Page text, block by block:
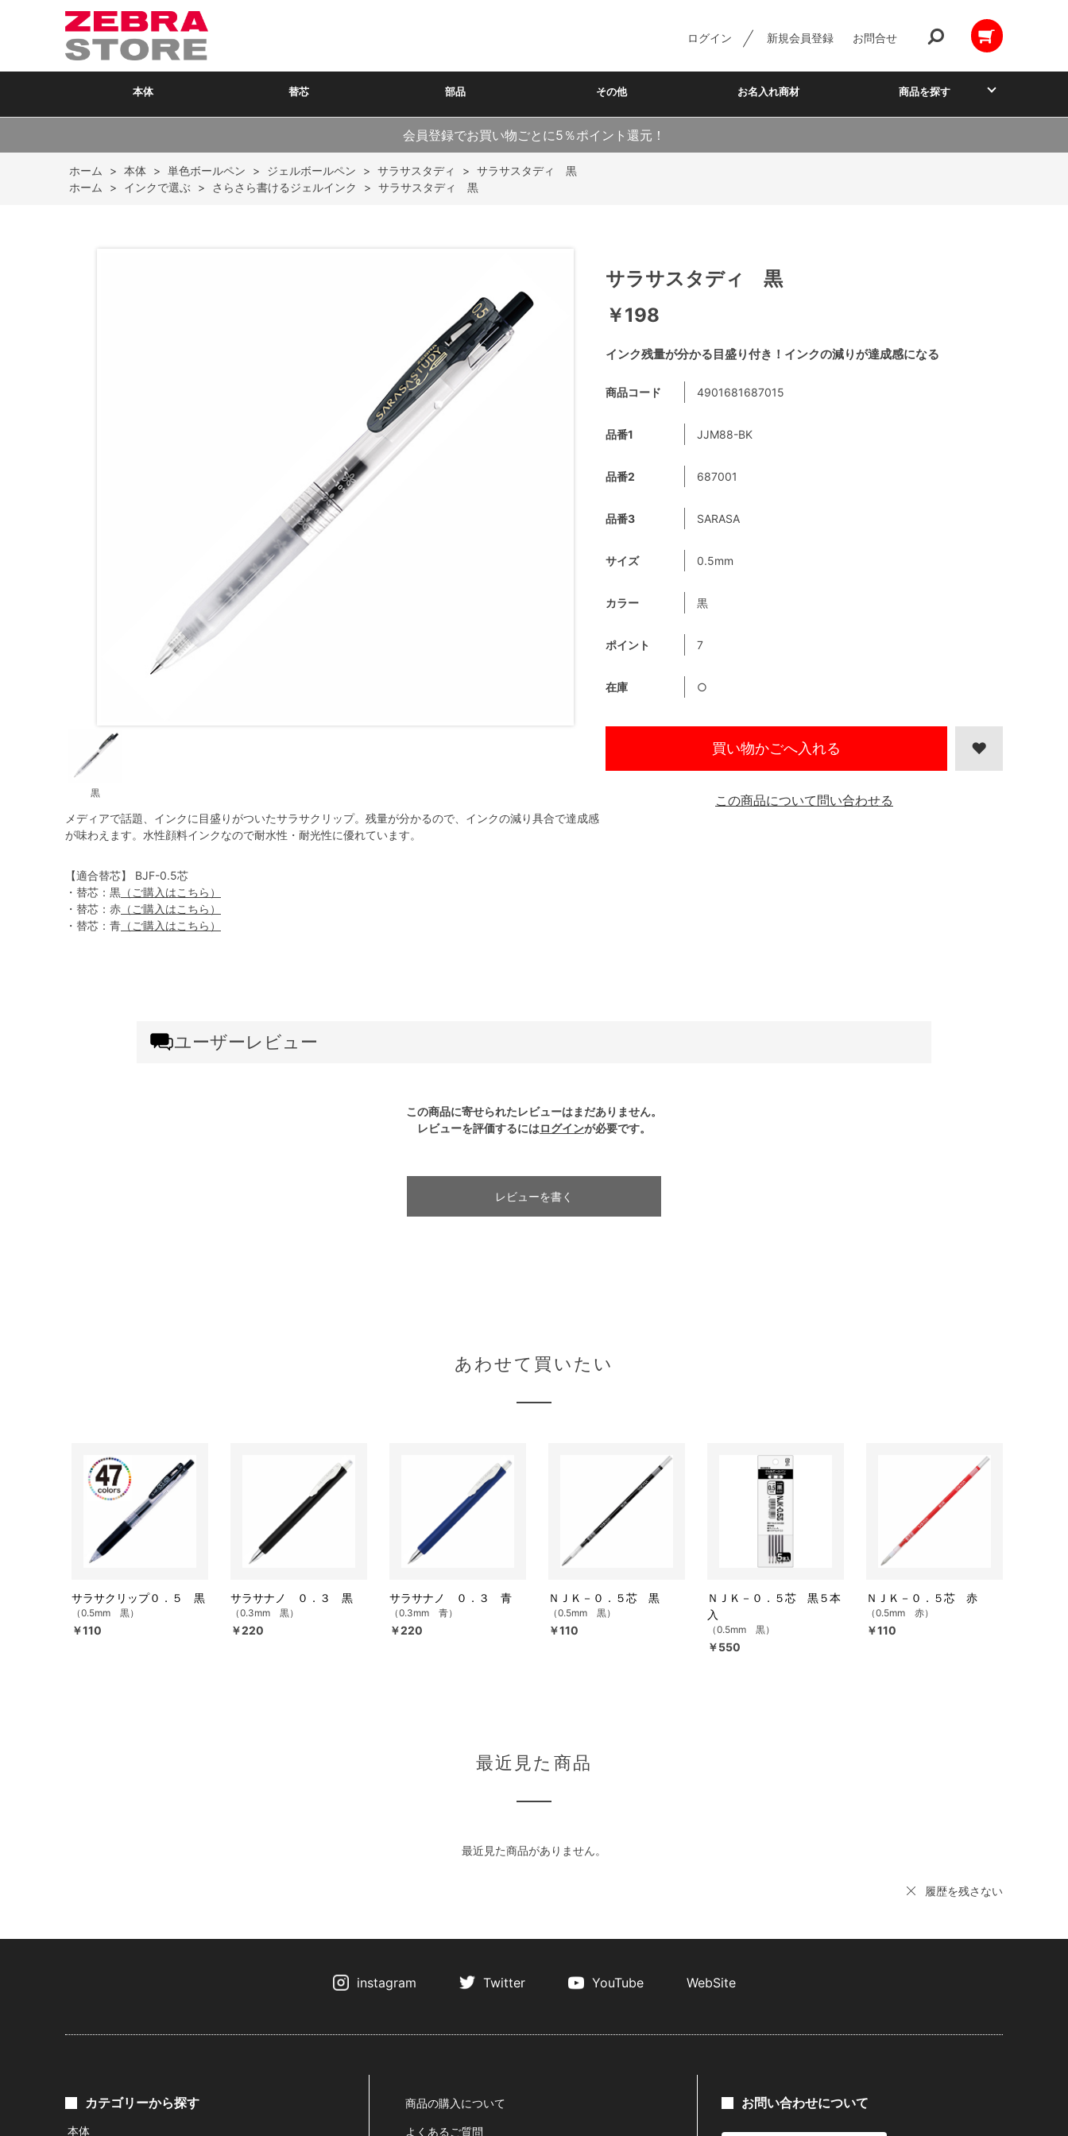
ログイン 新規会員登録 お問合せ
本体 替芯 部品 その他 お名入れ商材 商品を探す
会員登録でお買い物ごとに5％ポイント還元！
ホーム > 本体 > 単色ボールペン > ジェルボールペン > サラサスタディ > サラサスタディ 黒
ホーム
> インクで選ぶ > さらさら書けるジェルインク > サラサスタディ 黒
黒
メディアで話題、インクに目盛りがついたサラサクリップ。残量が分かるので、インクの減り具合で達成感
が味わえます。水性顔料インクなので耐水性・耐光性に優れています。
【適合替芯】 BJF-0.5芯
・替芯：黒 （ご購入はこちら）
・替芯：赤 （ご購入はこちら）
・替芯：青 （ご購入はこちら）
インク残量が分かる目盛り付き！インクの減りが達成感になる
サラサスタディ 黒
￥198
商品コード 4901681687015
品番1 JJM88-BK
品番2 687001
品番3 SARASA
サイズ 0.5mm
カラー 黒
ポイント 7
在庫 ○
買い物かごへ入れる
この商品について問い合わせる
ユーザーレビュー
この商品に寄せられたレビューはまだありません。
レビューを評価するにはログインが必要です。
レビューを書く
あわせて買いたい
サラサクリップ０．５ 黒
（0.5mm 黒）
￥110
サラサナノ ０．３ 黒
（0.3mm 黒）
￥220
サラサナノ ０．３ 青
（0.3mm 青）
￥220
ＮＪＫ－０．５芯 黒
（0.5mm 黒）
￥110
ＮＪＫ－０．５芯 黒５本
入
（0.5mm 黒）
￥550
ＮＪＫ－０．５芯 赤
（0.5mm 赤）
￥110
最近見た商品
最近見た商品がありません。
履歴を残さない
instagram Twitter YouTube WebSite
カテゴリーから探す
本体
商品の購入について
よくあるご質問
お問い合わせについて